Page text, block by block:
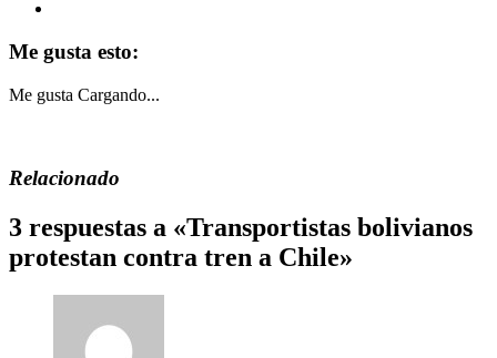
Me gusta esto:
Me gusta Cargando...
Relacionado
3 respuestas a «Transportistas bolivianos
protestan contra tren a Chile»